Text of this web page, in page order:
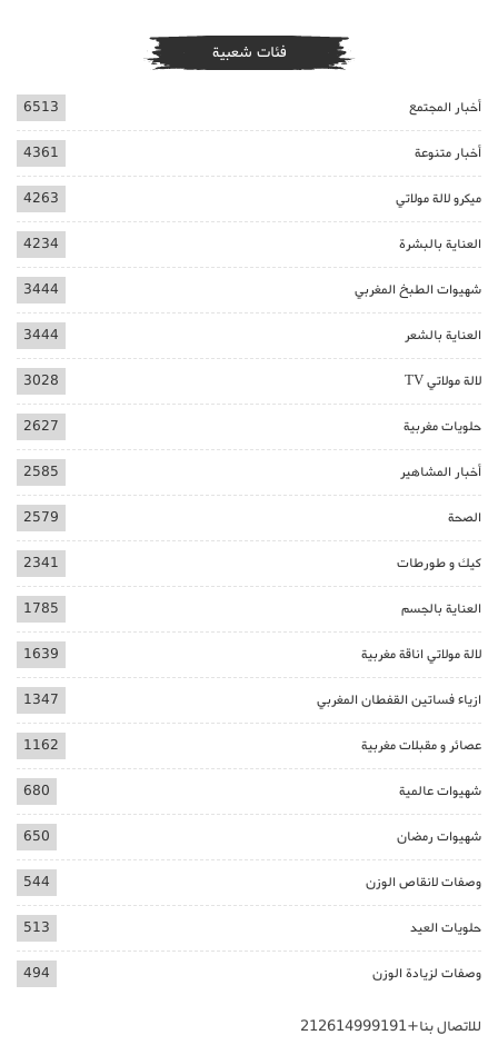
فئات شعبية
أخبار المجتمع 6513
أخبار متنوعة 4361
ميكرو لالة مولاتي 4263
العناية بالبشرة 4234
شهيوات الطبخ المغربي 3444
العناية بالشعر 3444
لالة مولاتي TV 3028
حلويات مغربية 2627
أخبار المشاهير 2585
الصحة 2579
كيك و طورطات 2341
العناية بالجسم 1785
لالة مولاتي اناقة مغربية 1639
ازياء فساتين القفطان المغربي 1347
عصائر و مقبلات مغربية 1162
شهيوات عالمية 680
شهيوات رمضان 650
وصفات لانقاص الوزن 544
حلويات العيد 513
وصفات لزيادة الوزن 494
للاتصال بنا+212614999191